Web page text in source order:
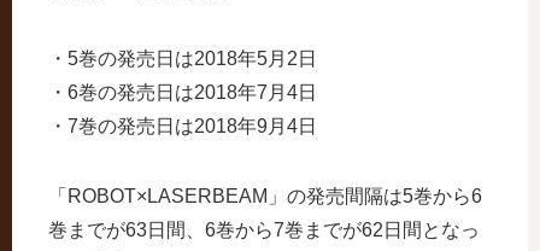
・5巻の発売日は2018年5月2日
・6巻の発売日は2018年7月4日
・7巻の発売日は2018年9月4日
「ROBOT×LASERBEAM」の発売間隔は5巻から6
巻までが63日間、6巻から7巻までが62日間となっ